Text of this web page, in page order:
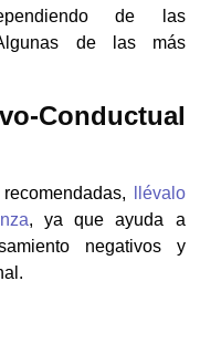
de las
de las más
Conductual
llévalo
, ya que ayuda a
negativos y